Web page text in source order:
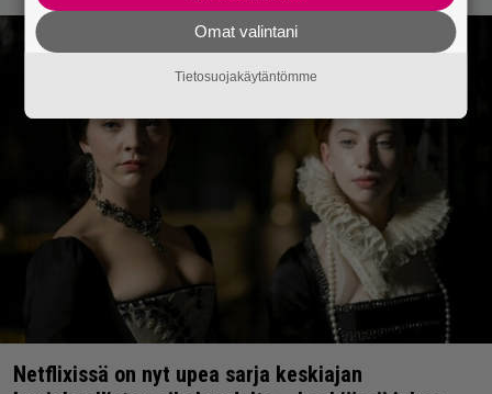
Netflixissä on nyt upea sarja keskiajan
Omat valintani
Tietosuojakäytäntömme